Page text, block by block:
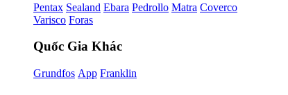
Pentax Sealand Ebara Pedrollo Matra Coverco
Varisco Foras
Quốc Gia Khác
Grundfos App Franklin